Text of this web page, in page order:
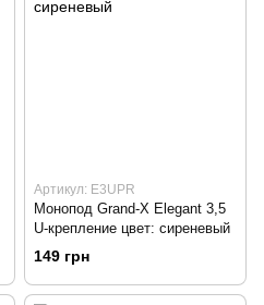
Артикул: E3UPR
Монопод Grand-X Elegant 3,5
U-крепление цвет: сиреневый
149 грн